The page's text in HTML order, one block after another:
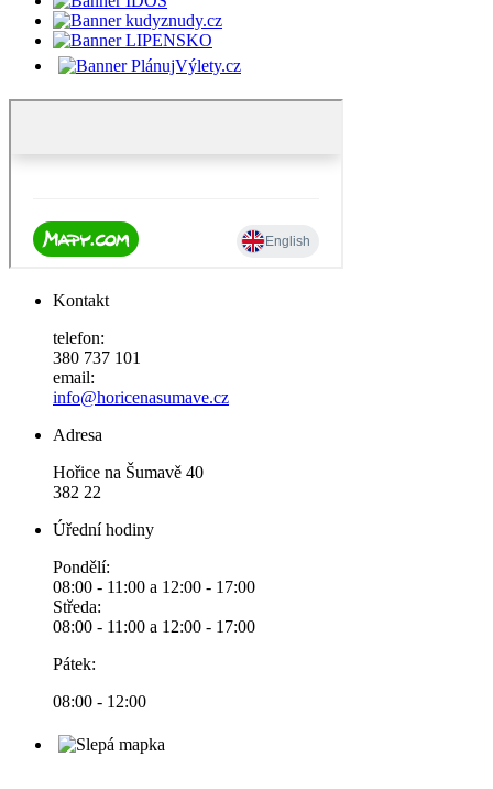
Kontakt
telefon:
380 737 101
email:
info@horicenasumave.cz
Adresa
Hořice na Šumavě 40
382 22
Úřední hodiny
Pondělí:
08:00 - 11:00 a 12:00 - 17:00
Středa:
08:00 - 11:00 a 12:00 - 17:00
Pátek:
08:00 - 12:00